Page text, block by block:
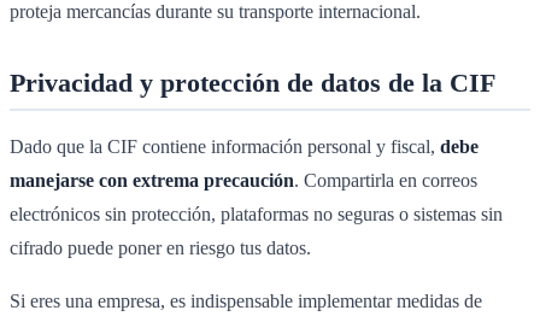
proteja mercancías durante su transporte internacional.
Privacidad y protección de datos de la CIF
Dado que la CIF contiene información personal y fiscal, debe
manejarse con extrema precaución. Compartirla en correos
electrónicos sin protección, plataformas no seguras o sistemas sin
cifrado puede poner en riesgo tus datos.
Si eres una empresa, es indispensable implementar medidas de